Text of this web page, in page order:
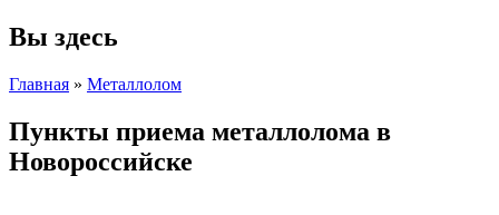
Вы здесь
Главная » Металлолом
Пункты приема металлолома в
Новороссийске